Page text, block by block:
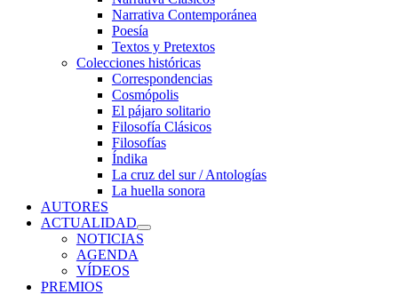
Narrativa Contemporánea
Poesía
Textos y Pretextos
Colecciones históricas
Correspondencias
Cosmópolis
El pájaro solitario
Filosofía Clásicos
Filosofías
Índika
La cruz del sur / Antologías
La huella sonora
AUTORES
ACTUALIDAD
NOTICIAS
AGENDA
VÍDEOS
PREMIOS